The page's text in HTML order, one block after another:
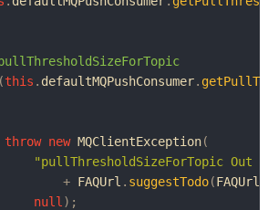
(this . defaultMQPushConsumer.
throw new MQClientException(
"pullThresholdSizeForTopic Out
+ FAQUrl . suggestTodo(FAQUrl
null ) ;